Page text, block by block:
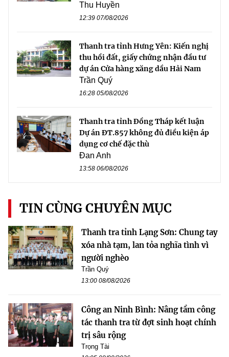
Thu Huyền
12:39 07/08/2026
Thanh tra tỉnh Hưng Yên: Kiến nghị
thu hồi đất, giấy chứng nhận đầu tư
dự án Cửa hàng xăng dầu Hải Nam
Trần Quý
16:28 05/08/2026
Thanh tra tỉnh Đồng Tháp kết luận
Dự án ĐT.857 không đủ điều kiện áp
dụng cơ chế đặc thù
Đan Anh
13:58 06/08/2026
TIN CÙNG CHUYÊN MỤC
Thanh tra tỉnh Lạng Sơn: Chung tay
xóa nhà tạm, lan tỏa nghĩa tình vì
người nghèo
Trần Quý
13:00 08/08/2026
Công an Ninh Bình: Nâng tầm công
tác thanh tra từ đợt sinh hoạt chính
trị sâu rộng
Trọng Tài